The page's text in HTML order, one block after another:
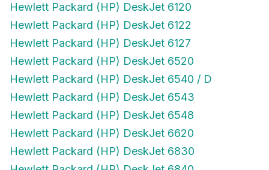
Hewlett Packard (HP) DeskJet 6120
Hewlett Packard (HP) DeskJet 6122
Hewlett Packard (HP) DeskJet 6127
Hewlett Packard (HP) DeskJet 6520
Hewlett Packard (HP) DeskJet 6540 / D
Hewlett Packard (HP) DeskJet 6543
Hewlett Packard (HP) DeskJet 6548
Hewlett Packard (HP) DeskJet 6620
Hewlett Packard (HP) DeskJet 6830